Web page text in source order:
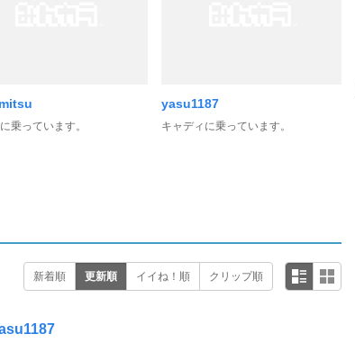
乗っています。
yasu1187
キャディに乗っています。
新着順 更新順 イイね！順 クリップ順